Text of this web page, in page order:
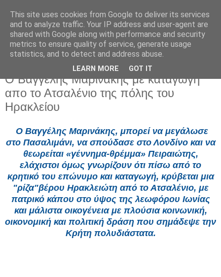
Σάββατο 24 Φεβρουαρίου 2024
Ο Βαγγέλης Μαρινάκης με καταγωγή
απο το Ατσαλένιο της πόλης του
Ηρακλείου
ΟΒαγγέλης Μαρινάκης, μπορεί να μεγάλωσε
στο Πασαλιμάνι, να σπούδασε στο Λονδίνο και να
θεωρείται «γέννημα-θρέμμα» Πειραιώτης,
ελάχιστοι όμως γνωρίζουν ότι πίσω από το
κρητικό του επώνυμο και καταγωγή, κρύβεται μια
"ρίζα"βέρου Ηρακλειώτη από το Ατσαλένιο, με
πατρικό κάπου στο ύψος της λεωφόρου Ιωνίας
και μάλιστα οικογένεια με πλούσια κοινωνική,
οικονομική και πολιτική δράση που σημάδεψε την
Κρήτη πολυδιάστατα.
This site uses cookies from Google to deliver its services
and to analyze traffic. Your IP address and user-agent are
shared with Google along with performance and security
metrics to ensure quality of service, generate usage
statistics, and to detect and address abuse.
LEARN MORE GOT IT